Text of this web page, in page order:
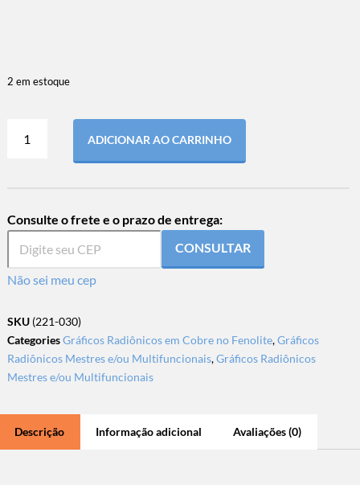
2 em estoque
ADICIONAR AO CARRINHO
Consulte o frete e o prazo de entrega:
CONSULTAR
Não sei meu cep
SKU (221-030)
CategoriesGráficos Radiônicos em Cobre no Fenolite,Gráficos
Radiônicos Mestres e/ou Multifuncionais,Gráficos Radiônicos
Mestres e/ou Multifuncionais
Descrição Informação adicional Avaliações (0)